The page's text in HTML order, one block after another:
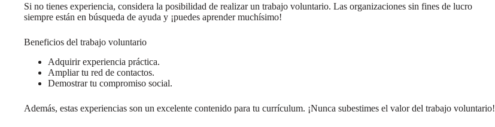
Si no tienes experiencia, considera la posibilidad de realizar un trabajo voluntario. Las organizaciones sin fines de lucro
siempre están en búsqueda de ayuda y ¡puedes aprender muchísimo!
Beneficios del trabajo voluntario
Adquirir experiencia práctica.
Ampliar tu red de contactos.
Demostrar tu compromiso social.
Además, estas experiencias son un excelente contenido para tu currículum. ¡Nunca subestimes el valor del trabajo voluntario!